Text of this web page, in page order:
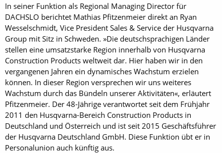
In seiner Funktion als Regional Managing ­Director für
DACHSLO berichtet Mathias Pfitzenmeier direkt an Ryan
Wesselschmidt, Vice President Sales & Service der Husqvarna
Group mit Sitz in Schweden. »Die deutschsprachigen Länder
stellen eine umsatzstarke Region innerhalb von Husqvarna
Construction Products weltweit dar. Hier haben wir in den
vergangenen Jahren ein dynamisches Wachstum erzielen
können. In dieser Region versprechen wir uns weiteres
Wachstum durch das Bündeln unserer Aktivitäten«, erläutert
Pfitzenmeier. Der 48-Jährige verantwortet seit dem Frühjahr
2011 den Husqvarna-Bereich Construction Products in
Deutschland und Österreich und ist seit 2015 Geschäftsführer
der Husqvarna Deutschland GmbH. Diese Funktion übt er in
Personalunion auch künftig aus.